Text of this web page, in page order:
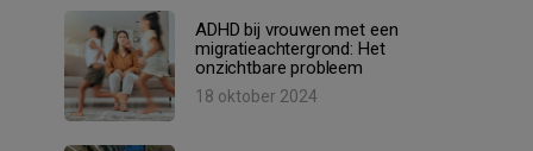
ADHD bij vrouwen met een
migratieachtergrond: Het
onzichtbare probleem
18 oktober 2024